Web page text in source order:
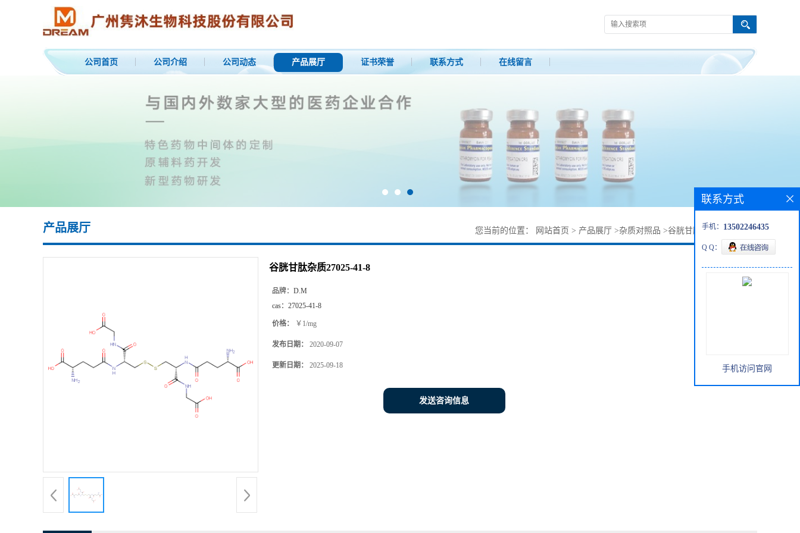
公司首页 公司介绍 公司动态 产品展厅 证书荣誉 联系方式 在线留言
产品展厅 您当前的位置： 网站首页 > 产品展厅 >杂质对照品 >谷胱甘肽杂质27025-41-8
谷胱甘肽杂质27025-41-8
品牌： D.M
cas： 27025-41-8
价格： ￥1/mg
发布日期： 2020-09-07
更新日期： 2025-09-18
发送咨询信息
联系方式
手机： 13502246435
Q Q：
手机访问官网